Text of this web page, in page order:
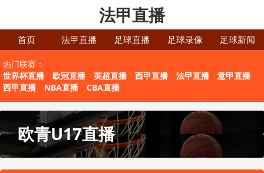
法甲直播
首页 法甲直播 足球直播 足球录像 足球新闻
热门联赛：
世界杯直播
欧冠直播 英超直播 西甲直播 法甲直播
意甲直播
西甲直播
NBA直播 CBA直播
欧青U17直播